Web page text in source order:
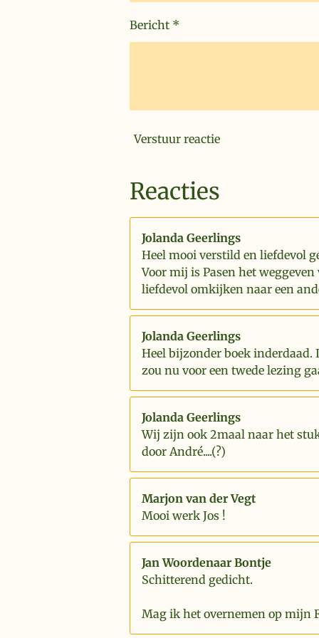
Bericht *
Verstuur reactie
Reacties
Jolanda Geerlings
Heel mooi verstild en liefdevol
Voor mij is Pasen het
liefdevol omkijken naar een
Jolanda Geerlings
Heel bijzonder boek
zou nu voor een twede lezing
Jolanda Geerlings
Wij zijn ook 2maal naar het
door André....(?)
Marjon van der Vegt
Mooi werk Jos !
Jan Woordenaar Bontje
Schitterend gedicht.
Mag ik het overnemen op mijn